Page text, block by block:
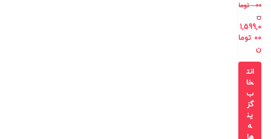
00
توما
ن
1,599,0
00 توما
ن
انت
خا
ب
گز
ین
ه